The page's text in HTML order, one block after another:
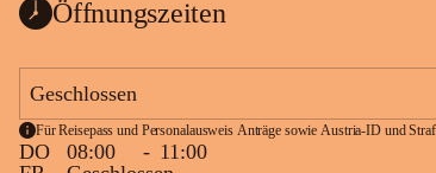
Öffnungszeiten
Geschlossen
Für Reisepass und Personalausweis Anträge sowie Austria-ID und
DO 08:00 - 11:00